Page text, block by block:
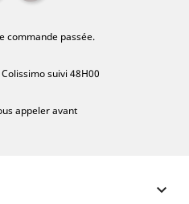
commande passée.
suivi 48H00
appeler avant
